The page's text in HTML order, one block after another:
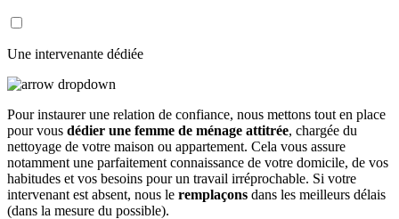
Une intervenante dédiée
Pour instaurer une relation de confiance, nous mettons tout en place
pour vous dédier une femme de ménage attitrée, chargée du
nettoyage de votre maison ou appartement. Cela vous assure
notamment une parfaitement connaissance de votre domicile, de vos
habitudes et vos besoins pour un travail irréprochable. Si votre
intervenant est absent, nous le remplaçons dans les meilleurs délais
(dans la mesure du possible).